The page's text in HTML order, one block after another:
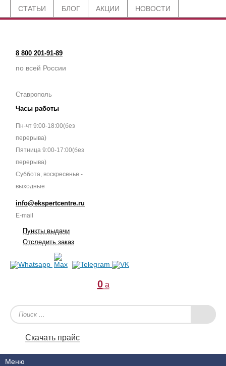
СТАТЬИ БЛОГ АКЦИИ НОВОСТИ
8 800 201-91-89
по всей России
Ставрополь
Часы работы
Пн-чт 9:00-18:00(без
перерыва)
Пятница 9:00-17:00(без
перерыва)
Суббота, воскресенье -
выходные
info@ekspertcentre.ru
E-mail
Пункты выдачи
Отследить заказ
0 a
Скачать прайс
Меню